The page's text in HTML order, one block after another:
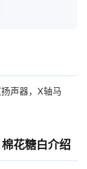
声器，X轴马
花糖白介绍